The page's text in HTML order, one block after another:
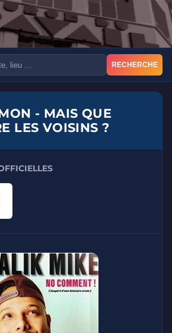
RECHERCHE
- MAIS QUE
LES VOISINS ?